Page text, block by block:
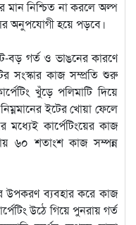
মান নিশ্চিত না করলে অল্প
অনুপযোগী হয়ে পড়বে।
বড় গর্ত ও ভাঙনের কারণে
সংস্কার কাজ সম্প্রতি শুরু
খুঁড়ে পলিমাটি দিয়ে
ইটের খোয়া ফেলে
কার্পেটিংয়ের কাজ
৬০ শতাংশ কাজ সম্পন্ন
উপকরণ ব্যবহার করে কাজ
উঠে গিয়ে পুনরায় গর্ত